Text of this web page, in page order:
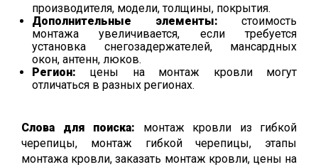
производителя, модели, толщины, покрытия.
Дополнительные элементы: стоимость
монтажа увеличивается, если требуется
установка снегозадержателей, мансардных
окон, антенн, люков.
Регион: цены на монтаж кровли могут
отличаться в разных регионах.
Слова для поиска: монтаж кровли из гибкой
черепицы, монтаж гибкой черепицы, этапы
монтажа кровли, заказать монтаж кровли, цены на